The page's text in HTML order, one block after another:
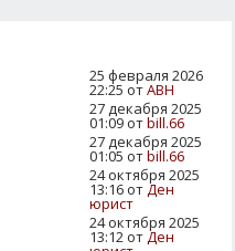
25 февраля 2026
22:25 отАВН
27 декабря 2025
01:09 отbill.66
27 декабря 2025
01:05 отbill.66
24 октября 2025
13:16 отДен
юрист
24 октября 2025
13:12 отДен